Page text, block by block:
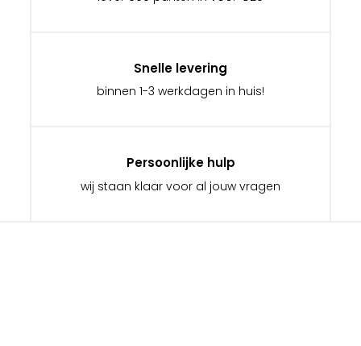
Snelle levering
binnen 1-3 werkdagen in huis!
Persoonlijke hulp
wij staan klaar voor al jouw vragen